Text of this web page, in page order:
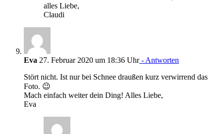
alles Liebe,
Claudi
Eva 27. Februar 2020 um 18:36 Uhr- Antworten
Stört nicht. Ist nur bei Schnee draußen kurz verwirrend das
Foto. 😉
Mach einfach weiter dein Ding! Alles Liebe,
Eva